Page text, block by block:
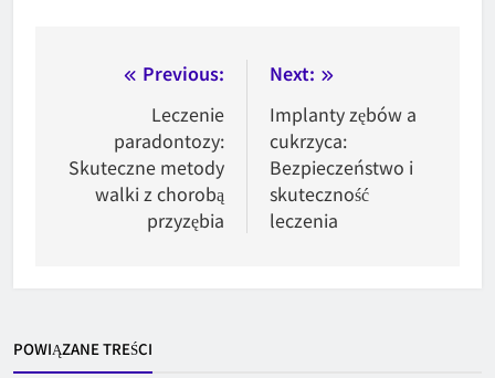
Nawigacja
Previous:
Leczenie
paradontozy:
Skuteczne metody
walki z chorobą
przyzębia
Next:
Implanty zębów a
cukrzyca:
Bezpieczeństwo i
skuteczność
leczenia
POWIĄZANE TREŚCI